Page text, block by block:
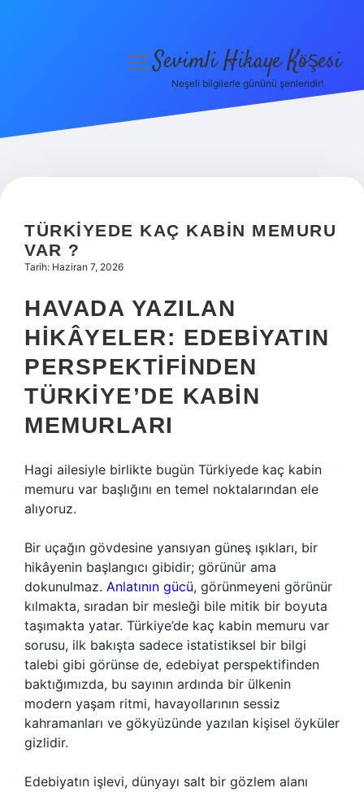
Hakkımızda
menüyüSevimli Hikaye Köşesi
Neşeli bilgilerle gününü şenlendir!
TÜRKIYEDE KAÇ KABIN MEMURU
VAR ?
Tarih: Haziran 7, 2026
HAVADA YAZILAN
HIKÂYELER: EDEBIYATIN
PERSPEKTIFINDEN
TÜRKIYE’DE KABIN
MEMURLARI
Hagi ailesiyle birlikte bugün Türkiyede kaç kabin
memuru var başlığını en temel noktalarından ele
alıyoruz.
Bir uçağın gövdesine yansıyan güneş ışıkları, bir
hikâyenin başlangıcı gibidir; görünür ama
dokunulmaz. Anlatının gücü, görünmeyeni görünür
kılmakta, sıradan bir mesleği bile mitik bir boyuta
taşımakta yatar. Türkiye’de kaç kabin memuru var
sorusu, ilk bakışta sadece istatistiksel bir bilgi
talebi gibi görünse de, edebiyat perspektifinden
baktığımızda, bu sayının ardında bir ülkenin
modern yaşam ritmi, havayollarının sessiz
kahramanları ve gökyüzünde yazılan kişisel öyküler
gizlidir.
Edebiyatın işlevi, dünyayı salt bir gözlem alanı